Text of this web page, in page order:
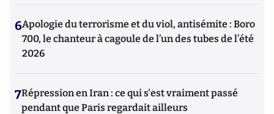
6Apologie du terrorisme et du viol, antisémite : Boro
700, le chanteur à cagoule de l’un des tubes de l’été
2026
7Répression en Iran : ce qui s'est vraiment passé
pendant que Paris regardait ailleurs